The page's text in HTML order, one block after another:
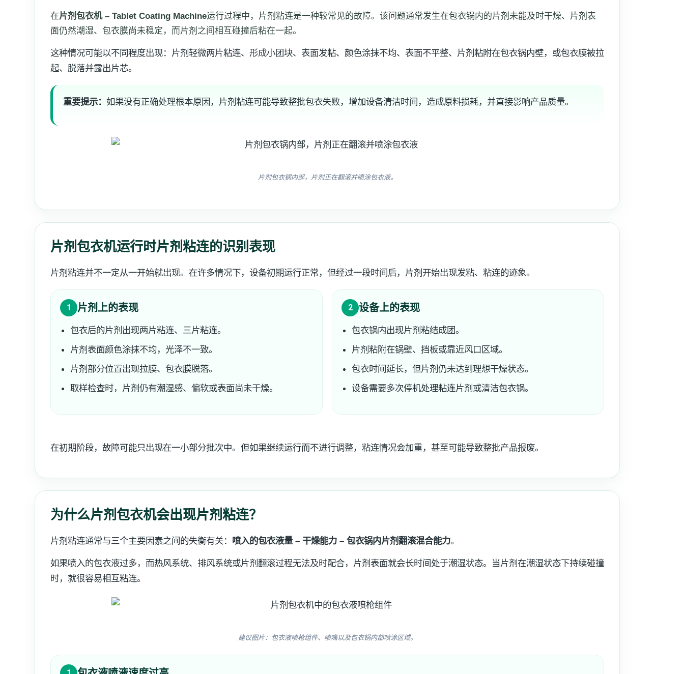
在片剂包衣机 – Tablet Coating Machine运行过程中，片剂粘连是一种较常见的故障。该问题通常发生在包衣锅内的片剂未能及时干燥、片剂表
面仍然潮湿、包衣膜尚未稳定，而片剂之间相互碰撞后粘在一起。
这种情况可能以不同程度出现：片剂轻微两片粘连、形成小团块、表面发粘、颜色涂抹不均、表面不平整、片剂粘附在包衣锅内壁，或包衣膜被拉
起、脱落并露出片芯。
重要提示： 如果没有正确处理根本原因，片剂粘连可能导致整批包衣失败，增加设备清洁时间，造成原料损耗，并直接影响产品质量。
片剂包衣锅内部，片剂正在翻滚并喷涂包衣液。
片剂包衣机运行时片剂粘连的识别表现
片剂粘连并不一定从一开始就出现。在许多情况下，设备初期运行正常，但经过一段时间后，片剂开始出现发粘、粘连的迹象。
1 片剂上的表现
包衣后的片剂出现两片粘连、三片粘连。
片剂表面颜色涂抹不均，光泽不一致。
片剂部分位置出现拉膜、包衣膜脱落。
取样检查时，片剂仍有潮湿感、偏软或表面尚未干燥。
2 设备上的表现
包衣锅内出现片剂粘结成团。
片剂粘附在锅壁、挡板或靠近风口区域。
包衣时间延长，但片剂仍未达到理想干燥状态。
设备需要多次停机处理粘连片剂或清洁包衣锅。
在初期阶段，故障可能只出现在一小部分批次中。但如果继续运行而不进行调整，粘连情况会加重，甚至可能导致整批产品报废。
为什么片剂包衣机会出现片剂粘连？
片剂粘连通常与三个主要因素之间的失衡有关： 喷入的包衣液量 – 干燥能力 – 包衣锅内片剂翻滚混合能力。
如果喷入的包衣液过多，而热风系统、排风系统或片剂翻滚过程无法及时配合，片剂表面就会长时间处于潮湿状态。当片剂在潮湿状态下持续碰撞
时，就很容易相互粘连。
建议图片：包衣液喷枪组件、喷嘴以及包衣锅内部喷涂区域。